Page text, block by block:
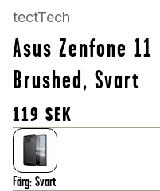
tectTech
Asus Zenfone
Brushed, Svart
119 SEK
Färg: Svart